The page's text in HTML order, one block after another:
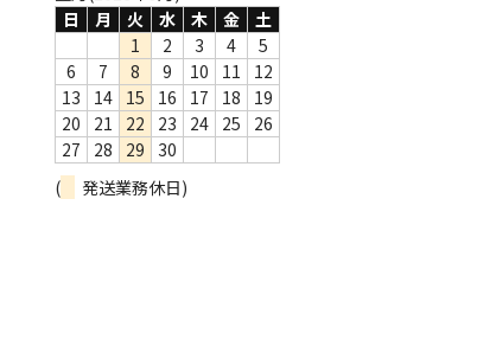
日
月 火 水 木 金
土
1
2 3 4
5
6
7 8 9 10 11
12
13
14 15 16 17 18
19
20
21 22 23 24 25
26
27
28 29
30
(
発送業務休日)